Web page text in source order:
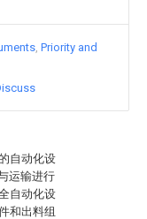
自动化设
运输进行
自动化设
和出料组
Priority and